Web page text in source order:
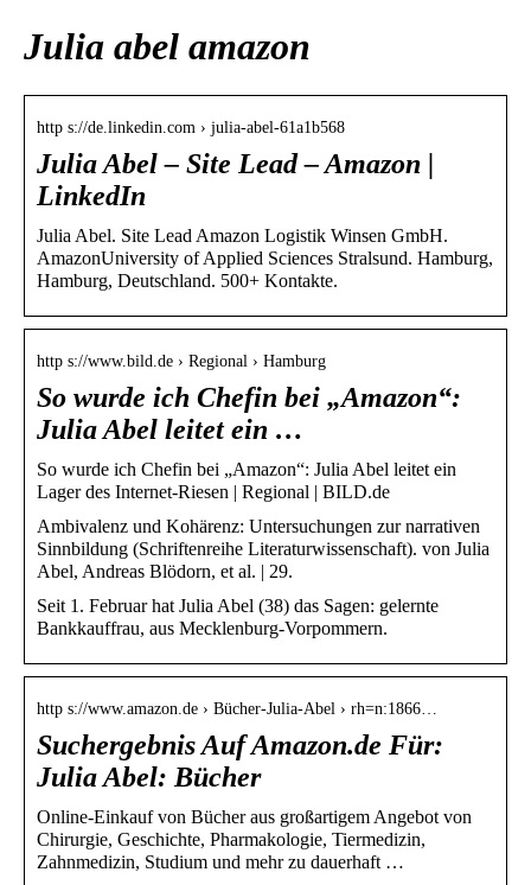
Julia abel amazon
http s://de.linkedin.com › julia-abel-61a1b568
Julia Abel – Site Lead – Amazon |
LinkedIn
Julia Abel. Site Lead Amazon Logistik Winsen GmbH.
AmazonUniversity of Applied Sciences Stralsund. Hamburg,
Hamburg, Deutschland. 500+ Kontakte.
http s://www.bild.de › Regional › Hamburg
So wurde ich Chefin bei „Amazon“:
Julia Abel leitet ein …
So wurde ich Chefin bei „Amazon“: Julia Abel leitet ein
Lager des Internet-Riesen | Regional | BILD.de
Ambivalenz und Kohärenz: Untersuchungen zur narrativen
Sinnbildung (Schriftenreihe Literaturwissenschaft). von Julia
Abel, Andreas Blödorn, et al. | 29.
Seit 1. Februar hat Julia Abel (38) das Sagen: gelernte
Bankkauffrau, aus Mecklenburg-Vorpommern.
http s://www.amazon.de › Bücher-Julia-Abel › rh=n:1866…
Suchergebnis Auf Amazon.de Für:
Julia Abel: Bücher
Online-Einkauf von Bücher aus großartigem Angebot von
Chirurgie, Geschichte, Pharmakologie, Tiermedizin,
Zahnmedizin, Studium und mehr zu dauerhaft …